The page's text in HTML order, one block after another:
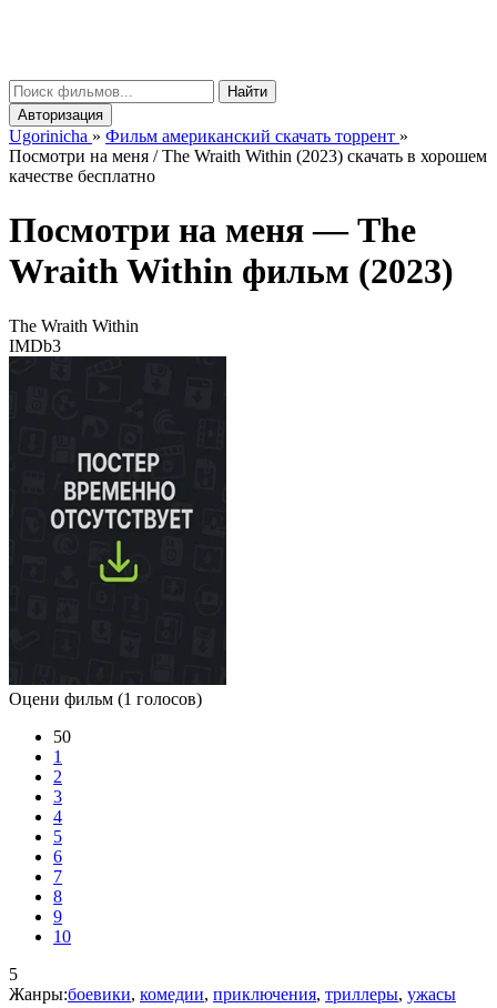
Найти
Авторизация
Ugorinicha » Фильм американский скачать торрент »
Посмотри на меня / The Wraith Within (2023) скачать в хорошем
качестве бесплатно
Посмотри на меня —The
Wraith Within фильм (2023)
The Wraith Within
IMDb3
Оцени фильм (1 голосов)
50
1
2
3
4
5
6
7
8
9
10
5
Жанры:боевики, комедии, приключения, триллеры, ужасы